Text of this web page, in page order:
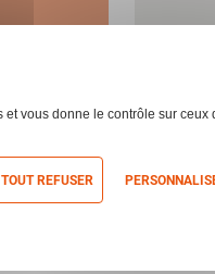
et vous donne le contrôle sur ceux
TOUT REFUSER